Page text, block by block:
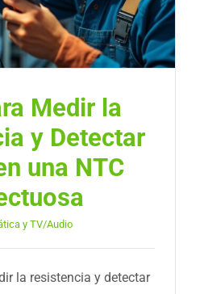
Medir la
y Detectar
una NTC
y TV/Audio
la resistencia y detectar